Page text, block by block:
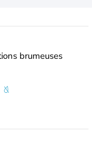
brumeuses